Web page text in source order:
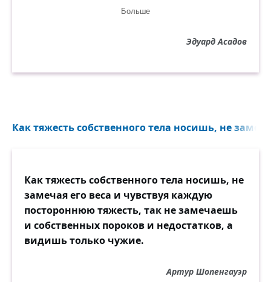
Если так обошлись с детьми!
Вы сказали им: — Вот Земля.
Добывайте себе пропитание,
Камень в руки — и стройте дом! —
Может быть, «трудовым воспитанием»
Назывался такой приём?
Больше
Эдуард Асадов
Как тяжесть собственного тела носишь, не
Как тяжесть собственного тела носишь, не
замечая его веса и чувствуя каждую
постороннюю тяжесть, так не замечаешь
и собственных пороков и недостатков, а
видишь только чужие.
Артур Шопенгауэр